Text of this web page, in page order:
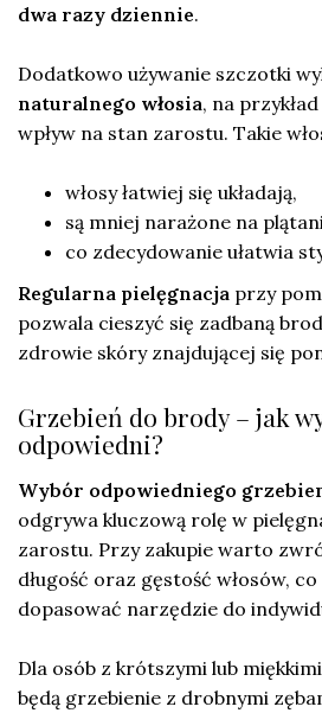
dwa razy dziennie.
Dodatkowo używanie szczotki
naturalnego włosia, na
wpływ na stan zarostu. Takie
włosy łatwiej się układają,
są mniej narażone na
co zdecydowanie ułatwia
Regularna pielęgnacja przy
pozwala cieszyć się zadbaną
zdrowie skóry znajdującej się
Grzebień do brody – jak
odpowiedni?
Wybór odpowiedniego
odgrywa kluczową rolę w
zarostu. Przy zakupie warto
długość oraz gęstość włosów,
dopasować narzędzie do
Dla osób z krótszymi lub
będą grzebienie z drobnymi